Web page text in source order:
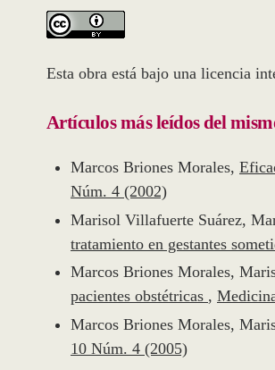
Esta obra está bajo una licencia
Artículos más leídos del
Marcos Briones Morales,
Núm. 4 (2002)
Marisol Villafuerte Suárez,
tratamiento en gestantes
Marcos Briones Morales,
pacientes obstétricas ,
Marcos Briones Morales,
10 Núm. 4 (2005)